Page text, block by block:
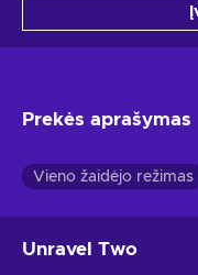
Prekės aprašymas
Vieno žaidėjo režimas
Unravel Two